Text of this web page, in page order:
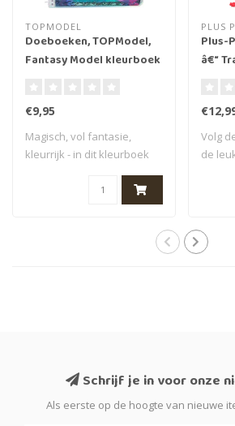
TOPMODEL
Doeboeken, TOPModel,
Fantasy Model kleurboek
€9,95
Magisch, vol fantasie,
kleurrijk - in dit kleurboek
PLUS
Plus-
â€“
Volg
de
Schrijf je in voor onze
Als eerste op de hoogte van nieuwe